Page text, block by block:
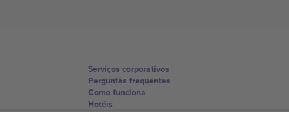
Serviços corporativos
Perguntas frequentes
Como funciona
Hotéis
Central da Copa do Mundo